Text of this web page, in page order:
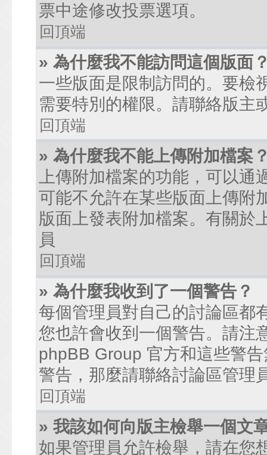
票中途修改投票選項。
回頂端
» 為什麼我不能訪問這個版面
一些版面是限制訪問的。要檢
需要特別的權限。請聯絡版主
回頂端
» 為什麼我不能上傳附加檔案
上傳附加檔案的功能，可以
可能不允許在某些版面上傳附
版面上發表附加檔案。有關於
員
回頂端
» 為什麼我收到了一個警告？
每個管理員對自己的討論區都
您也許會收到一個警告。請注
phpBB Group 官方和這些警
警告，那麼請聯絡討論區管理
回頂端
» 我該如何向版主檢舉一個文
如果管理員允許檢舉，請在您